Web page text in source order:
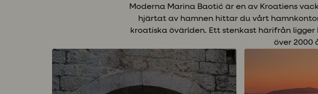
Moderna Marina Baotić är en av Kroatiens
hjärtat av hamnen hittar du vårt
kroatiska övärlden. Ett stenkast härifrån
över 2000